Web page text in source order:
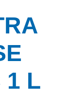
1 L